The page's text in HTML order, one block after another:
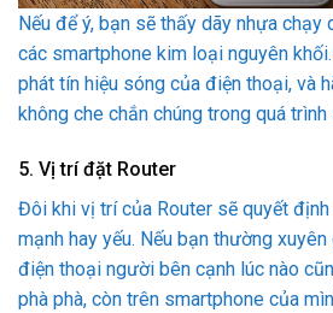
Nếu để ý, bạn sẽ thấy dãy nhựa chạy
các smartphone kim loại nguyên
phát tín hiệu sóng của điện thoại, và
không che chắn chúng trong quá
5. Vị trí đặt Router
Đôi khi vị trí của Router sẽ quyết
mạnh hay yếu. Nếu bạn thường
điện thoại người bên cạnh lúc nào
phà phà, còn trên smartphone của